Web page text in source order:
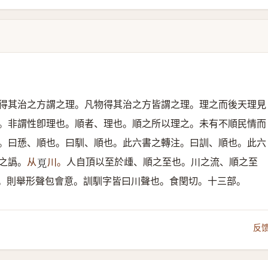
其治之方謂之理。凡物得其治之方皆謂之理。理之而後天理見
非謂性卽理也。順者、理也。順之所以理之。未有不順民情而
曰愻、順也。曰馴、順也。此六書之轉注。曰訓、順也。此六
譌。 从𩑋 川。 人自頂以至於歱、順之至也。川之流、順之至
舉形聲包會意。訓馴字皆曰川聲也。食閏切。十三部。
反